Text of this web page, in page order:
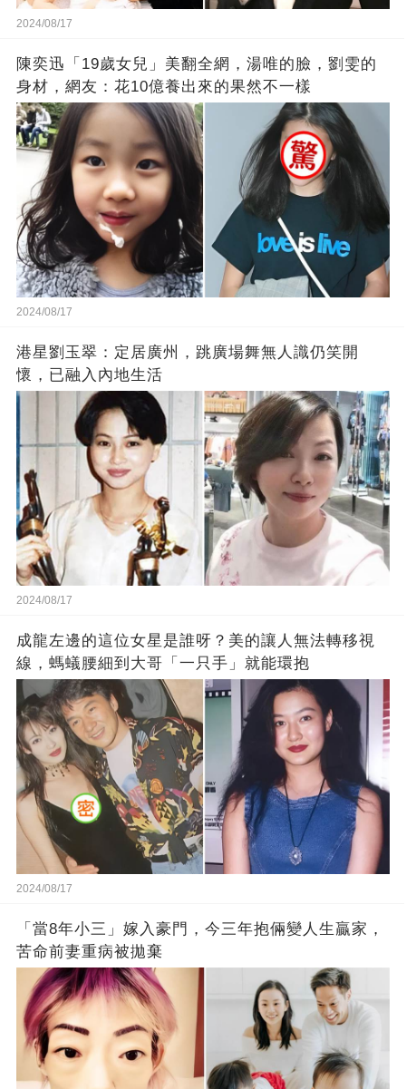
2024/08/17
陳奕迅「19歲女兒」美翻全網，湯唯的臉，劉雯的
身材，網友：花10億養出來的果然不一樣
2024/08/17
港星劉玉翠：定居廣州，跳廣場舞無人識仍笑開
懷，已融入內地生活
2024/08/17
成龍左邊的這位女星是誰呀？美的讓人無法轉移視
線，螞蟻腰細到大哥「一只手」就能環抱
2024/08/17
「當8年小三」嫁入豪門，今三年抱倆變人生贏家，
苦命前妻重病被拋棄